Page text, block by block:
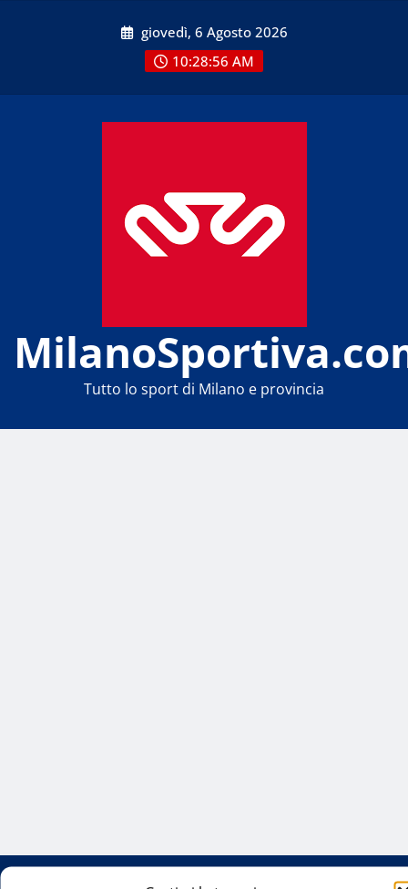
giovedì, 6 Agosto 2026
10:28:56 AM
Tutto lo sport di Milano e provincia